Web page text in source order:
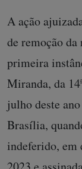
A ação
de remoção
primeira
Miranda, da
julho deste
Brasília,
indeferido, em